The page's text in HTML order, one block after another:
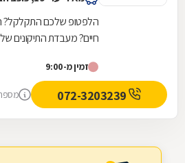
הלפטופ שלכם
חנויות מחשבים...
זמין מ-9:00